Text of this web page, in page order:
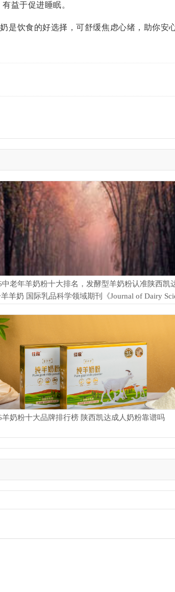
益于促进睡眠。
是饮食的好选择，可舒缓焦虑心绪，助你安
中老年羊奶粉十大排名，发酵型羊奶粉认准陕西凯
羊奶 国际乳品科学领域期刊《Journal of Dairy
羊奶粉十大品牌排行榜 陕西凯达成人奶粉靠谱吗